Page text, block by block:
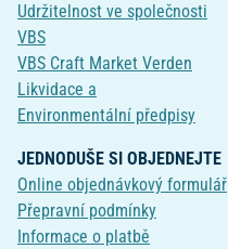
Udržitelnost ve společnosti
VBS
VBS Craft Market Verden
Likvidace a
Environmentální předpisy
JEDNODUŠE SI OBJEDNEJTE
Online objednávkový formulář
Přepravní podmínky
Informace o platbě